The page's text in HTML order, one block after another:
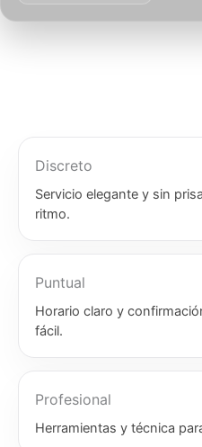
Discreto
Servicio elegante y sin
ritmo.
Puntual
Horario claro y
fácil.
Profesional
Herramientas y técnica